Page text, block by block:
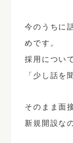
今のうちに
めです。
採用につい
「少し話を
そのまま面
新規開設な